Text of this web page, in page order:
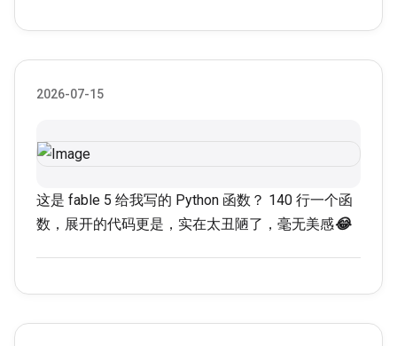
2026-07-15
这是 fable 5 给我写的 Python 函数？ 140 行一个函
数，展开的代码更是，实在太丑陋了，毫无美感😂